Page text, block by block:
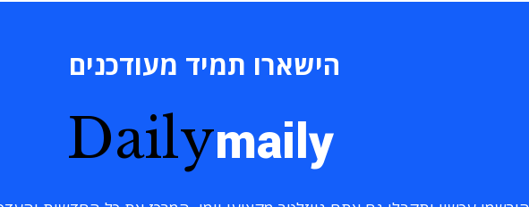
הישארו תמיד מעודכנים
Dailymaily